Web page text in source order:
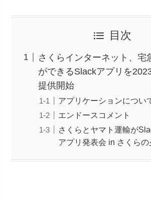
目次
さくらインターネット、宅
ができるSlackアプリを
提供開始
アプリケーションについ
エンドースコメント
さくらとヤマト運輸が
アプリ発表会 in さくらの